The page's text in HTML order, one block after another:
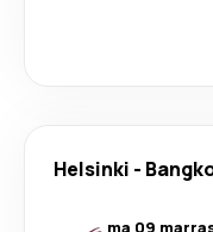
Helsinki -
ma 09